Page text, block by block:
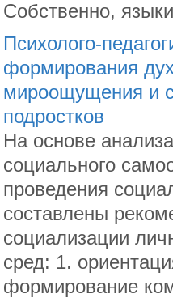
Собственно,
Психолого-
формирования
мироощущения и
подростков
На основе
социального
проведения
составлены
социализации
сред: 1.
формирование